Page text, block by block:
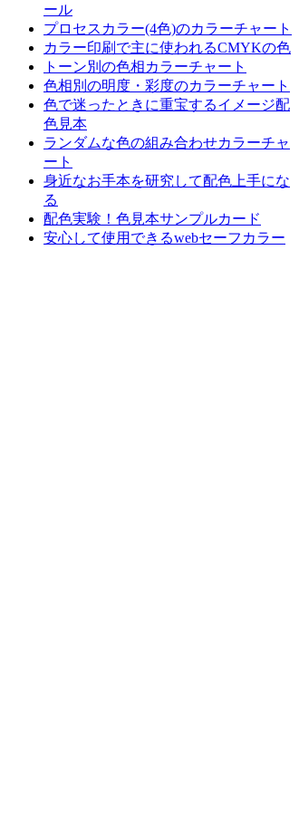
ール
プロセスカラー(4色)のカラーチャート
カラー印刷で主に使われるCMYKの色
トーン別の色相カラーチャート
色相別の明度・彩度のカラーチャート
色で迷ったときに重宝するイメージ配
色見本
ランダムな色の組み合わせカラーチャ
ート
身近なお手本を研究して配色上手にな
る
配色実験！色見本サンプルカード
安心して使用できるwebセーフカラー